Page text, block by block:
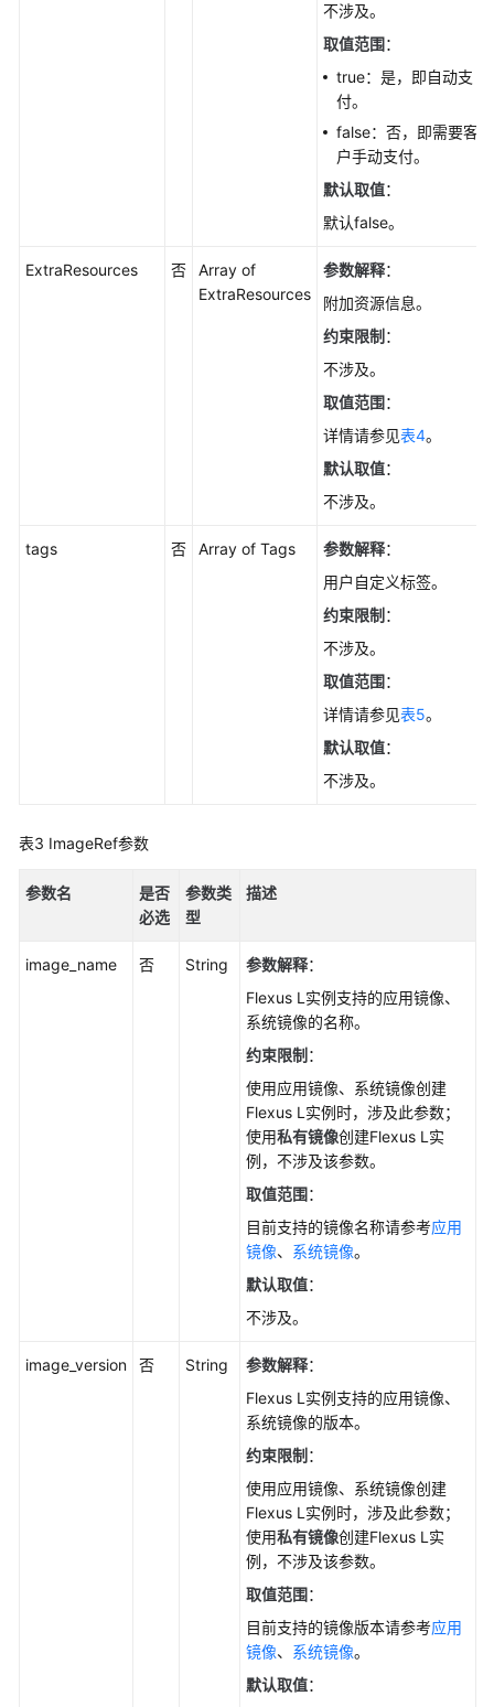
不涉及。
取值范围：
true：是，即自动支
付。
false：否，即需要客
户手动支付。
默认取值：
默认false。
ExtraResources 否
Array of
ExtraResources
参数解释：
附加资源信息。
约束限制 ：
不涉及。
取值范围：
详情请参见表4。
默认取值：
不涉及。
tags 否 Array of Tags 参数解释：
用户自定义标签。
约束限制 ：
不涉及。
取值范围：
详情请参见表5。
默认取值：
不涉及。
表3 ImageRef参数
参数名
是否
必选
参数类
型
描述
image_name 否 String 参数解释：
Flexus L实例支持的应用镜像、
系统镜像的名称。
约束限制 ：
使用应用镜像、系统镜像创建
Flexus L实例时，涉及此参数；
使用私有镜像创建Flexus L实
例，不涉及该参数。
取值范围：
目前支持的镜像名称请参考应用
镜像、 系统镜像。
默认取值：
不涉及。
image_version 否 String 参数解释：
Flexus L实例支持的应用镜像、
系统镜像的版本。
约束限制 ：
使用应用镜像、系统镜像创建
Flexus L实例时，涉及此参数；
使用私有镜像创建Flexus L实
例，不涉及该参数。
取值范围：
目前支持的镜像版本请参考应用
镜像、 系统镜像。
默认取值：